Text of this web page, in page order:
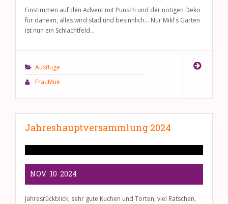
Einstimmen auf den Advent mit Punsch und der nötigen Deko
für daheim, alles wird stad und besinnlich... Nur Mikl's Garten
ist nun ein Schlachtfeld...
Ausflüge
FrauMue
Jahreshauptversammlung 2024
NOV. 10 2024
Jahresrückblick, sehr gute Kuchen und Torten, viel Ratschen,